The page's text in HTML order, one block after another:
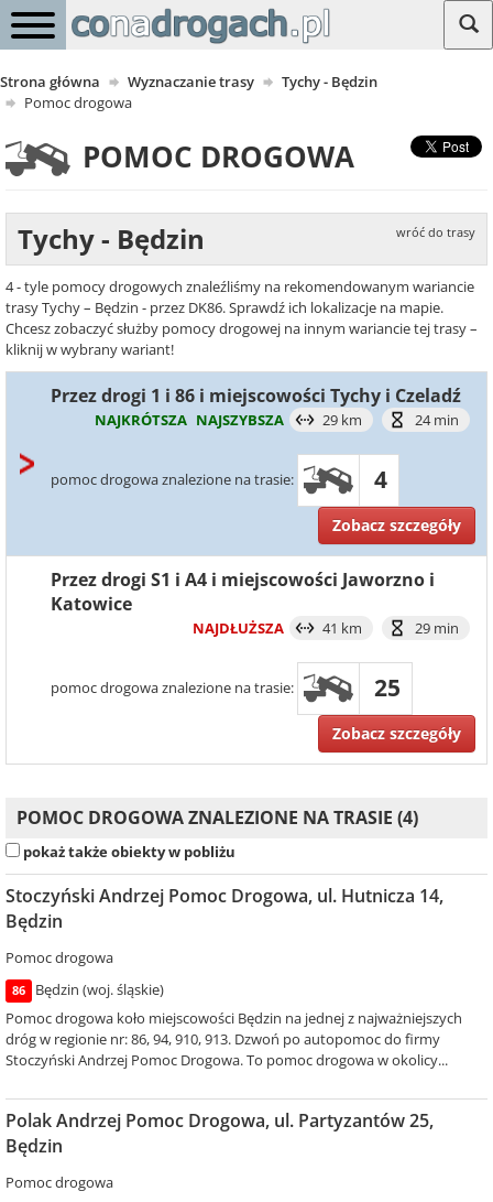
Strona główna Wyznaczanie trasy
Tychy - Będzin
Pomoc drogowa
POMOC DROGOWA
Tychy - Będzin wróć do trasy
4 - tyle pomocy drogowych znaleźliśmy na rekomendowanym wariancie
trasy Tychy – Będzin - przez DK86. Sprawdź ich lokalizacje na mapie.
Chcesz zobaczyć służby pomocy drogowej na innym wariancie tej trasy –
kliknij w wybrany wariant!
Przez drogi 1 i 86 i miejscowości Tychy i Czeladź
NAJKRÓTSZA NAJSZYBSZA 29 km 24 min
pomoc drogowa znalezione na trasie: 4
Zobacz szczegóły
Przez drogi S1 i A4 i miejscowości Jaworzno i
Katowice
NAJDŁUŻSZA 41 km 29 min
pomoc drogowa znalezione na trasie: 25
Zobacz szczegóły
POMOC DROGOWA ZNALEZIONE NA TRASIE (4)
pokaż także obiekty w pobliżu
Stoczyński Andrzej Pomoc Drogowa, ul. Hutnicza 14,
Będzin
Pomoc drogowa
86
Będzin (woj. śląskie)
Pomoc drogowa koło miejscowości Będzin na jednej z najważniejszych
dróg w regionie nr: 86, 94, 910, 913. Dzwoń po autopomoc do firmy
Stoczyński Andrzej Pomoc Drogowa. To pomoc drogowa w okolicy...
Polak Andrzej Pomoc Drogowa, ul. Partyzantów 25,
Będzin
Pomoc drogowa